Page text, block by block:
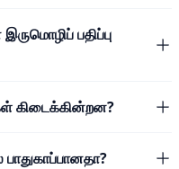
பதிப்பு
கிடைக்கின்றன?